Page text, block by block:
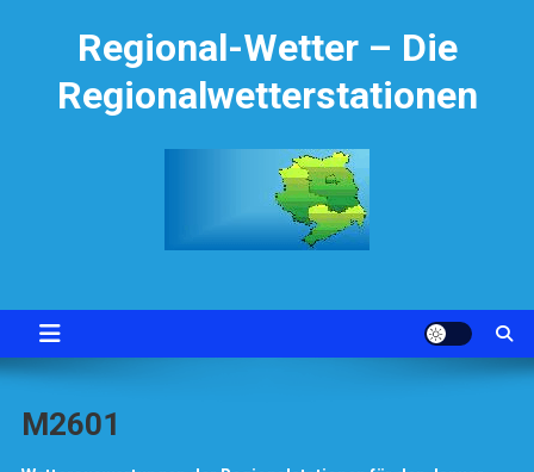
Regional-Wetter – Die
Regionalwetterstationen
M2601